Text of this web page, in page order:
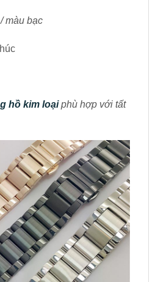
màu bạc
hồ kim loạiphù hợp với tất